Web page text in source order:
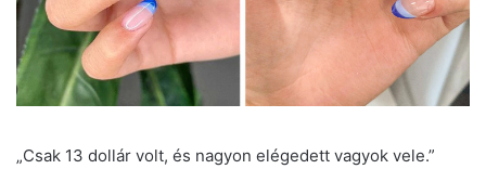
„Csak 13 dollár volt, és nagyon elégedett vagyok vele.”